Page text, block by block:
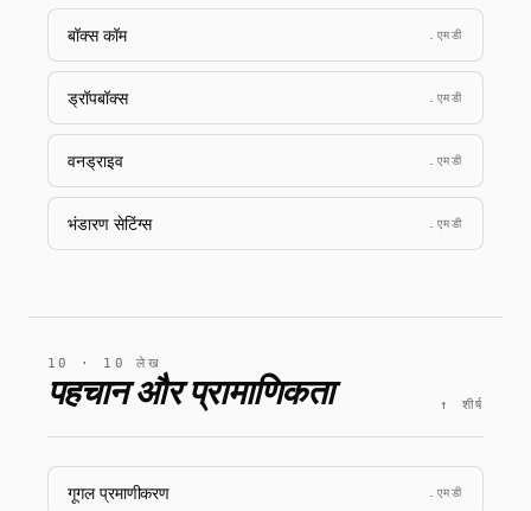
बॉक्स कॉम .एमडी
ड्रॉपबॉक्स .एमडी
वनड्राइव .एमडी
भंडारण सेटिंग्स .एमडी
10 · 10 लेख
पहचान और प्रामाणिकता ↑ शीर्ष
गूगल प्रमाणीकरण .एमडी